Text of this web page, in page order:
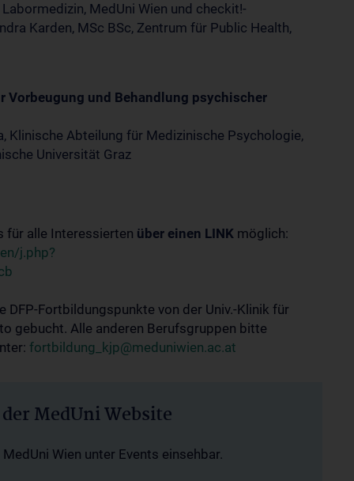
MedUni Wien und checkit!-
Karden, MSc BSc, Zentrum für Public Health,
und Behandlung psychischer
Klinische Abteilung für Medizinische Psychologie,
Universität Graz
für alle Interessierten über einen LINK möglich:
j.php?
DFP-Fortbildungspunkte von der Univ.-Klinik für
gebucht. Alle anderen Berufsgruppen bitte
fortbildung_kjp@meduniwien.ac.at
MedUni Website
Wien unter Events einsehbar.